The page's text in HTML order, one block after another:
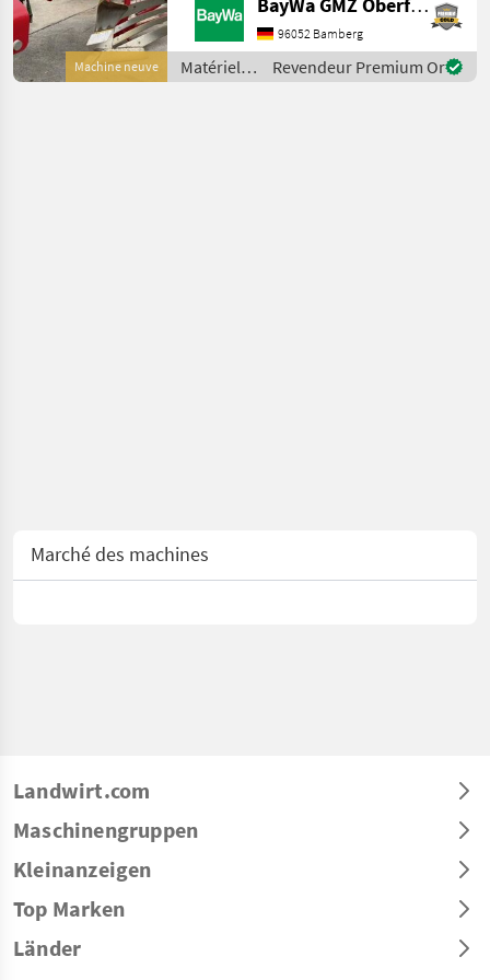
Machine neuve
HINTEN1 AUSRÜSTUNG
PÖTTINGER1
BELEUCHTUNG MIT
WARNTAFELN1 DREHWERK
96052 Bamberg
Matériels
de travail
Revendeur Premium Or
Marché des machines
Landwirt.com
Maschinengruppen
Kleinanzeigen
Top Marken
Länder